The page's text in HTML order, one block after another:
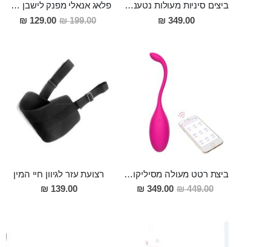
ביצים סיניות מעולות נטענות מסיליקון רפואי, עם אפליקציה להנאה מירבית!
349.00 ₪
פלאג אנאלי מפנק לישבן בעל מבנה ספירלי ו7 מצבי רטט שונים מסיליקון רפואי "Beorn"
199.00 ₪
מחיר
מבצע
129.00 ₪
ביצת רטט מעולה מסיליקון רפואי, נטענת ומופעלת ע'' אפליקציה Aria
449.00 ₪
מחיר
מבצע
349.00 ₪
רצועת עזר לגיוון חיי המין
139.00 ₪